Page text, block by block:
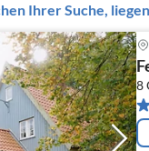
Ihrer Suche,
8